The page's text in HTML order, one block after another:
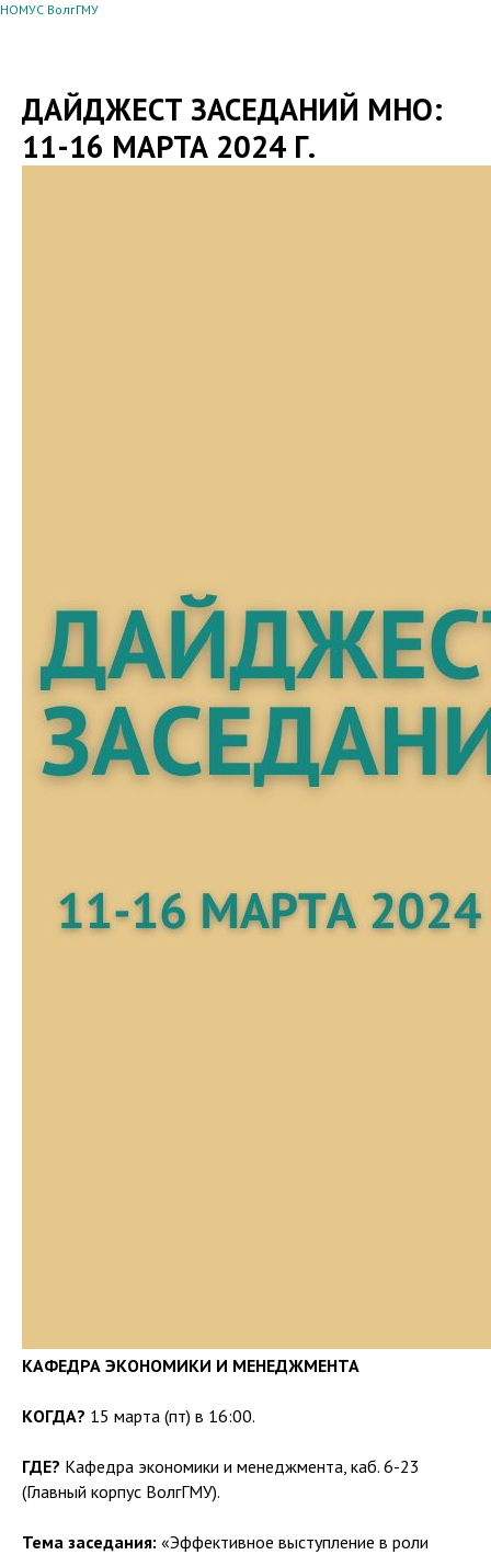
НОМУС ВолгГМУ
ДАЙДЖЕСТ ЗАСЕДАНИЙ МНО:
11-16 МАРТА 2024 Г.
КАФЕДРА ЭКОНОМИКИ И МЕНЕДЖМЕНТА
КОГДА? 15 марта (пт) в 16:00.
ГДЕ? Кафедра экономики и менеджмента, каб. 6-23
(Главный корпус ВолгГМУ).
Тема заседания: «Эффективное выступление в роли